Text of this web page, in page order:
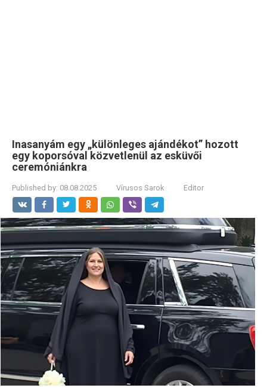
Inasanyám egy „különleges ajándékot” hozott
egy koporsóval közvetlenül az esküvői
ceremóniánkra
Published by: 08.08.2025 Vírusos Sarok Editor